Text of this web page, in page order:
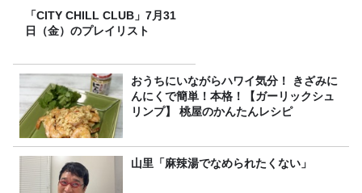
「CITY CHILL CLUB」7月31
日（金）のプレイリスト
おうちにいながらハワイ気分！ きざみに
んにくで簡単！本格！【ガーリックシュ
リンプ】 桃屋のかんたんレシピ
山里「麻辣湯でなめられたくない」